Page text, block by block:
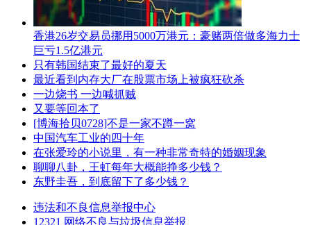
香港26岁交易员挪用5000万港元：豪赌两倍做多海力士
巨亏1.5亿港元
只有韩国结束了最好的夏天
最近看到内存大厂在股票市场上被疯狂砍杀
一边烧书 一边喊抓贼
又要等回本了
[博海拾贝0728]不是一家不蹲一窝
中国汽车工业的四十年
在张爱玲的小说里，有一种非常奇特的婚姻现象
聊聊八卦，王虹每年大概能挣多少钱？
东野圭吾，到底留下了多少钱？
违法和不良信息举报中心
12321 网络不良与垃圾信息举报